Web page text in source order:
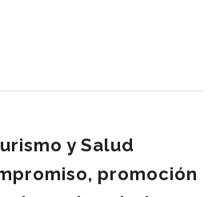
y Salud
promoción